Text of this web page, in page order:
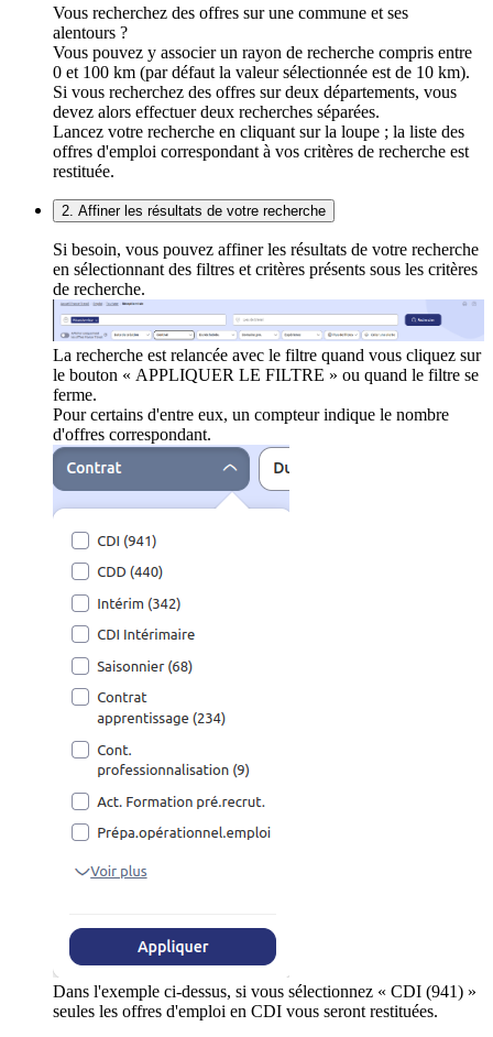
Vous recherchez des offres sur une commune et ses
alentours ?
Vous pouvez y associer un rayon de recherche compris entre
0 et 100 km (par défaut la valeur sélectionnée est de 10 km).
Si vous recherchez des offres sur deux départements, vous
devez alors effectuer deux recherches séparées.
Lancez votre recherche en cliquant sur la loupe ; la liste des
offres d'emploi correspondant à vos critères de recherche est
restituée.
2. Affiner les résultats de votre recherche
Si besoin, vous pouvez affiner les résultats de votre recherche
en sélectionnant des filtres et critères présents sous les critères
de recherche.
La recherche est relancée avec le filtre quand vous cliquez sur
le bouton « APPLIQUER LE FILTRE » ou quand le filtre se
ferme.
Pour certains d'entre eux, un compteur indique le nombre
d'offres correspondant.
Dans l'exemple ci-dessus, si vous sélectionnez « CDI (941) »
seules les offres d'emploi en CDI vous seront restituées.